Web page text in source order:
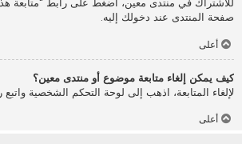
صفحة المنتدى عند دخولك إليه.
أعلى
كيف يمكن إلغاء متابعة موضوع أو منتدى معين؟
لإلغاء المتابعة، اذهب إلى لوحة التحكم الشخصية واتبع
أعلى